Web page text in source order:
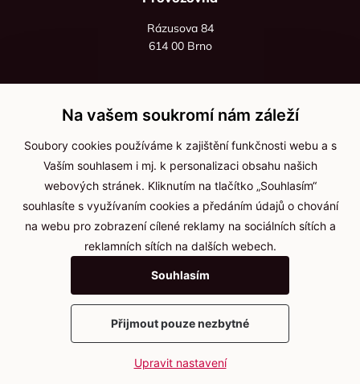
Rázusova 84
614 00 Brno
+420 736 535 066
Po - pá: 8:00 - 16:00
info@jma-kam.cz
Důležité informace
Ochrana osobních údajů
Cookies
2025 © Kameníčci s.r.o.
VytvořilwebProgress
Na vašem soukromí nám záleží
Soubory cookies používáme k zajištění funkčnosti webu a s
Vaším souhlasem i mj. k personalizaci obsahu našich
webových stránek. Kliknutím na tlačítko „Souhlasím“
souhlasíte s využívaním cookies a předáním údajů o chování
na webu pro zobrazení cílené reklamy na sociálních sítích a
reklamních sítích na dalších webech.
Souhlasím
Přijmout pouze nezbytné
Upravit nastavení